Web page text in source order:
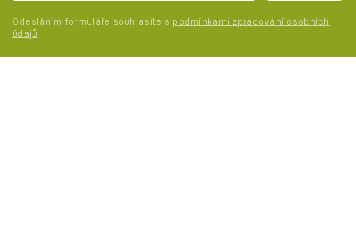
Odesláním formuláře souhlasíte s podmínkami zpracování osobních
údajů